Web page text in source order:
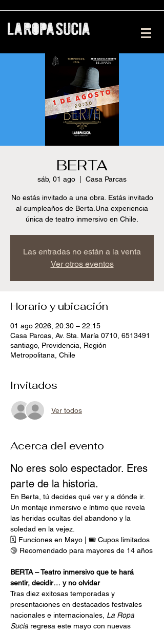
BERTA
sáb, 01 ago Casa Parcas
No estás invitado a una obra. Estás invitado
al cumpleaños de Berta.Una experiencia
única de teatro inmersivo en Chile.
Las entradas no están a la venta
Ver otros eventos
Horario y ubicación
01 ago 2026, 20:30 – 22:15
Casa Parcas, Av. Sta. María 0710, 6513491
santiago, Providencia, Región
Metropolitana, Chile
Invitados
Ver todos
Acerca del evento
No eres solo espectador. Eres
parte de la historia.
En Berta, tú decides qué ver y a dónde ir.
Un montaje inmersivo e íntimo que revela
las heridas ocultas del abandono y la
soledad en la vejez.
🗓️ Funciones en Mayo | 🎟️ Cupos limitados
🔞 Recomendado para mayores de 14 años
BERTA – Teatro inmersivo que te hará
sentir, decidir… y no olvidar
Tras diez exitosas temporadas y
presentaciones en destacados festivales
nacionales e internacionales, La Ropa
Sucia regresa este mayo con nuevas